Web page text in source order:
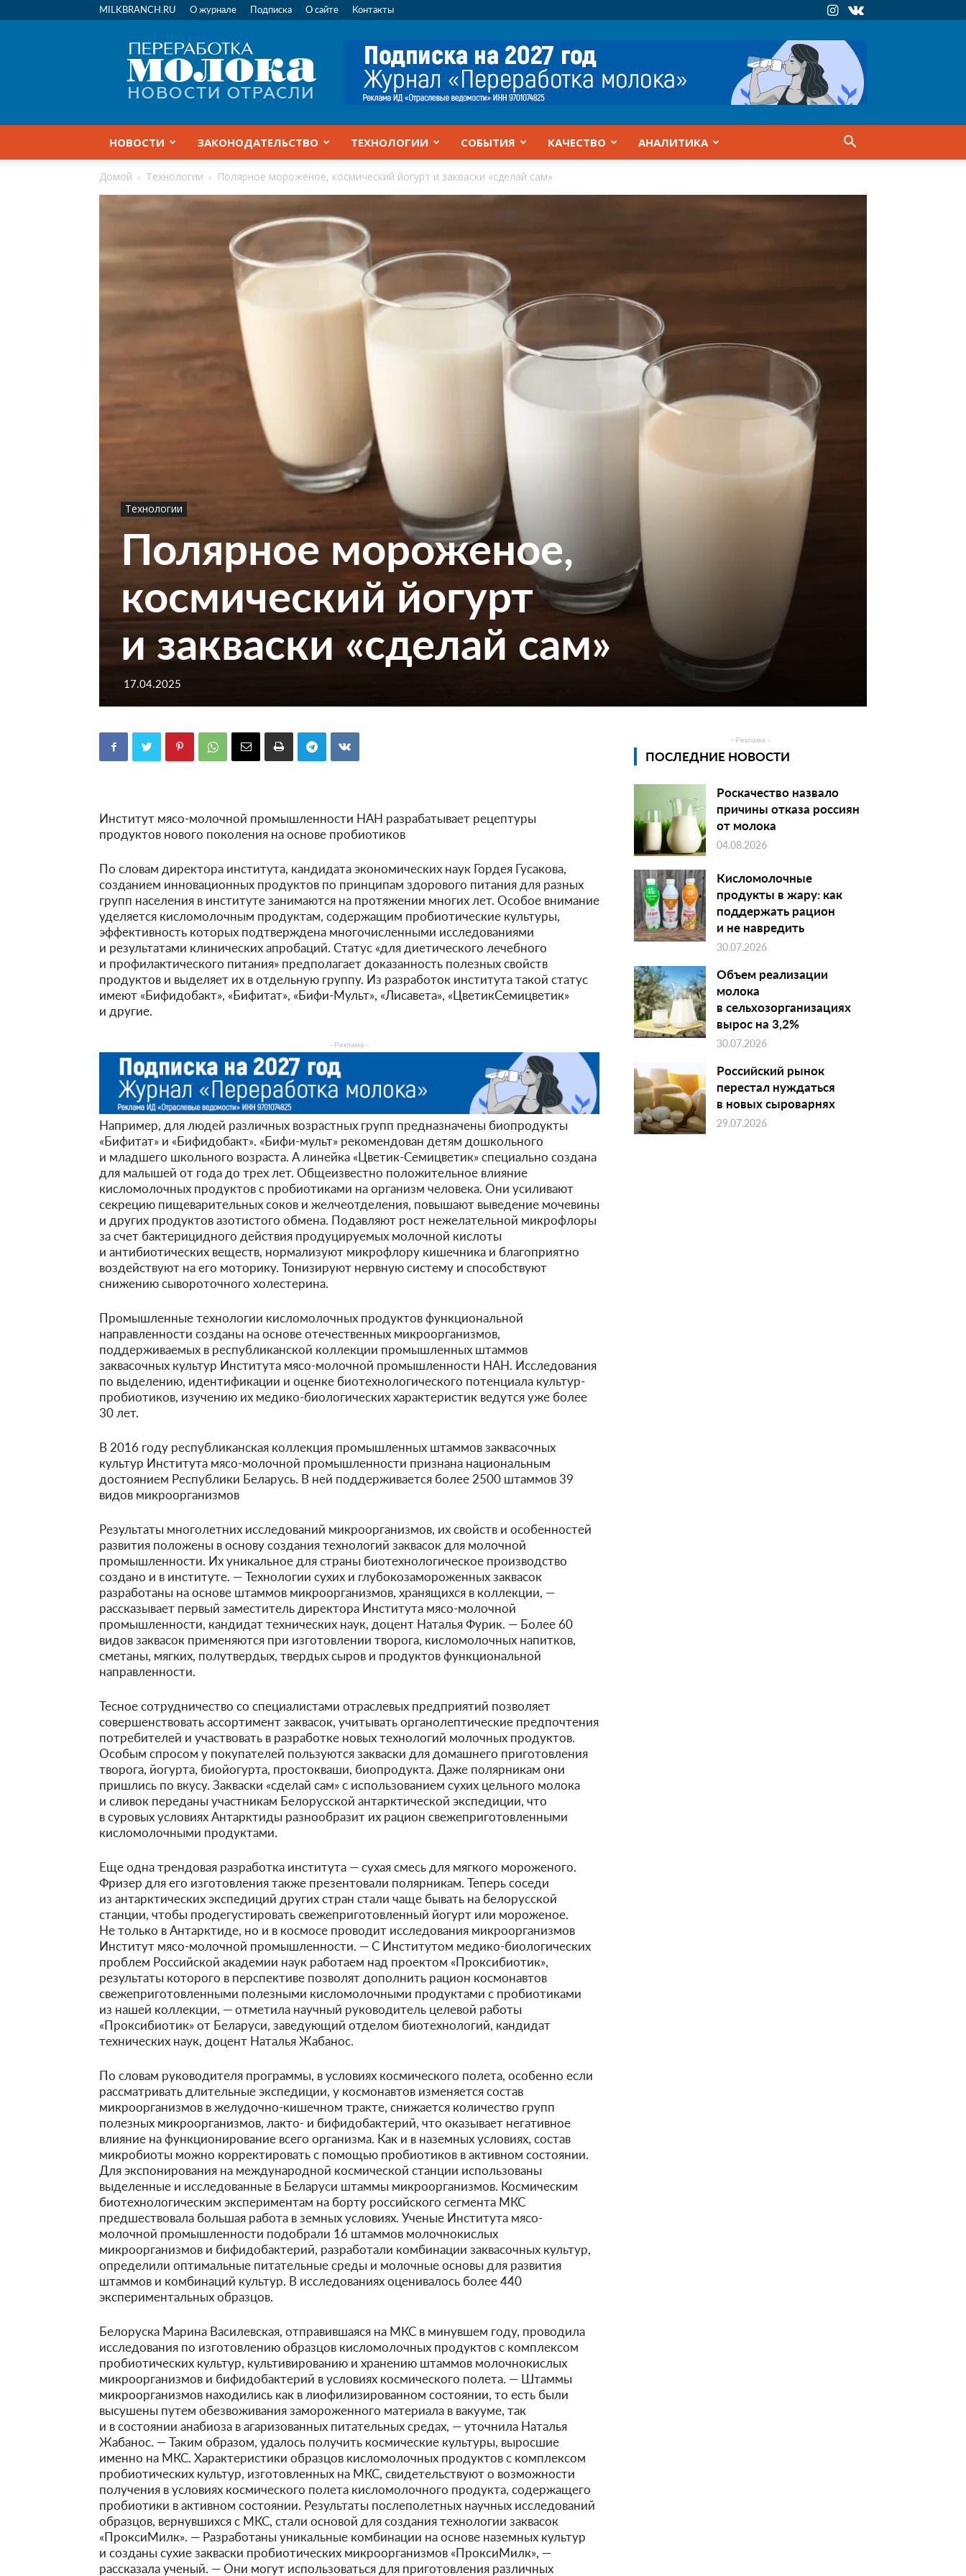
MILKBRANCH.RU О журнале Подписка О сайте Контакты
Переработка
молока
|
Новости
НОВОСТИ ЗАКОНОДАТЕЛЬСТВО ТЕХНОЛОГИИ СОБЫТИЯ КАЧЕСТВО АНАЛИТИКА
Домой Технологии Полярное мороженое, космический йогурт и закваски «сделай сам»
Технологии
Полярное мороженое,
космический йогурт
и закваски «сделай сам»
17.04.2025
Институт мясо-молочной промышленности НАН разрабатывает рецептуры
продуктов нового поколения на основе пробиотиков
По словам директора института, кандидата экономических наук Гордея Гусакова,
созданием инновационных продуктов по принципам здорового питания для разных
групп населения в институте занимаются на протяжении многих лет. Особое внимание
уделяется кисломолочным продуктам, содержащим пробиотические культуры,
эффективность которых подтверждена многочисленными исследованиями
и результатами клинических апробаций. Статус «для диетического лечебного
и профилактического питания» предполагает доказанность полезных свойств
продуктов и выделяет их в отдельную группу. Из разработок института такой статус
имеют «Бифидобакт», «Бифитат», «Бифи-Мульт», «Лисавета», «ЦветикСемицветик»
и другие.
- Реклама -
Например, для людей различных возрастных групп предназначены биопродукты
«Бифитат» и «Бифидобакт». «Бифи-мульт» рекомендован детям дошкольного
и младшего школьного возраста. А линейка «Цветик-Семицветик» специально создана
для малышей от года до трех лет. Общеизвестно положительное влияние
кисломолочных продуктов с пробиотиками на организм человека. Они усиливают
секрецию пищеварительных соков и желчеотделения, повышают выведение мочевины
и других продуктов азотистого обмена. Подавляют рост нежелательной микрофлоры
за счет бактерицидного действия продуцируемых молочной кислоты
и антибиотических веществ, нормализуют микрофлору кишечника и благоприятно
воздействуют на его моторику. Тонизируют нервную систему и способствуют
снижению сывороточного холестерина.
Промышленные технологии кисломолочных продуктов функциональной
направленности созданы на основе отечественных микроорганизмов,
поддерживаемых в республиканской коллекции промышленных штаммов
заквасочных культур Института мясо-молочной промышленности НАН. Исследования
по выделению, идентификации и оценке биотехнологического потенциала культур-
пробиотиков, изучению их медико-биологических характеристик ведутся уже более
30 лет.
В 2016 году республиканская коллекция промышленных штаммов заквасочных
культур Института мясо-молочной промышленности признана национальным
достоянием Республики Беларусь. В ней поддерживается более 2500 штаммов 39
видов микроорганизмов
Результаты многолетних исследований микроорганизмов, их свойств и особенностей
развития положены в основу создания технологий заквасок для молочной
промышленности. Их уникальное для страны биотехнологическое производство
создано и в институте. — Технологии сухих и глубокозамороженных заквасок
разработаны на основе штаммов микроорганизмов, хранящихся в коллекции, —
рассказывает первый заместитель директора Института мясо-молочной
промышленности, кандидат технических наук, доцент Наталья Фурик. — Более 60
видов заквасок применяются при изготовлении творога, кисломолочных напитков,
сметаны, мягких, полутвердых, твердых сыров и продуктов функциональной
направленности.
Тесное сотрудничество со специалистами отраслевых предприятий позволяет
совершенствовать ассортимент заквасок, учитывать органолептические предпочтения
потребителей и участвовать в разработке новых технологий молочных продуктов.
Особым спросом у покупателей пользуются закваски для домашнего приготовления
творога, йогурта, биойогурта, простокваши, биопродукта. Даже полярникам они
пришлись по вкусу. Закваски «сделай сам» с использованием сухих цельного молока
и сливок переданы участникам Белорусской антарктической экспедиции, что
в суровых условиях Антарктиды разнообразит их рацион свежеприготовленными
кисломолочными продуктами.
Еще одна трендовая разработка института — сухая смесь для мягкого мороженого.
Фризер для его изготовления также презентовали полярникам. Теперь соседи
из антарктических экспедиций других стран стали чаще бывать на белорусской
станции, чтобы продегустировать свежеприготовленный йогурт или мороженое.
Не только в Антарктиде, но и в космосе проводит исследования микроорганизмов
Институт мясо-молочной промышленности. — С Институтом медико-биологических
проблем Российской академии наук работаем над проектом «Проксибиотик»,
результаты которого в перспективе позволят дополнить рацион космонавтов
свежеприготовленными полезными кисломолочными продуктами с пробиотиками
из нашей коллекции, — отметила научный руководитель целевой работы
«Проксибиотик» от Беларуси, заведующий отделом биотехнологий, кандидат
технических наук, доцент Наталья Жабанос.
По словам руководителя программы, в условиях космического полета, особенно если
рассматривать длительные экспедиции, у космонавтов изменяется состав
микроорганизмов в желудочно-кишечном тракте, снижается количество групп
полезных микроорганизмов, лакто- и бифидобактерий, что оказывает негативное
влияние на функционирование всего организма. Как и в наземных условиях, состав
микробиоты можно корректировать с помощью пробиотиков в активном состоянии.
Для экспонирования на международной космической станции использованы
выделенные и исследованные в Беларуси штаммы микроорганизмов. Космическим
биотехнологическим экспериментам на борту российского сегмента МКС
предшествовала большая работа в земных условиях. Ученые Института мясо-
молочной промышленности подобрали 16 штаммов молочнокислых
микроорганизмов и бифидобактерий, разработали комбинации заквасочных культур,
определили оптимальные питательные среды и молочные основы для развития
штаммов и комбинаций культур. В исследованиях оценивалось более 440
экспериментальных образцов.
Белоруска Марина Василевская, отправившаяся на МКС в минувшем году, проводила
исследования по изготовлению образцов кисломолочных продуктов с комплексом
пробиотических культур, культивированию и хранению штаммов молочнокислых
микроорганизмов и бифидобактерий в условиях космического полета. — Штаммы
микроорганизмов находились как в лиофилизированном состоянии, то есть были
высушены путем обезвоживания замороженного материала в вакууме, так
и в состоянии анабиоза в агаризованных питательных средах, — уточнила Наталья
Жабанос. — Таким образом, удалось получить космические культуры, выросшие
именно на МКС. Характеристики образцов кисломолочных продуктов с комплексом
пробиотических культур, изготовленных на МКС, свидетельствуют о возможности
получения в условиях космического полета кисломолочного продукта, содержащего
пробиотики в активном состоянии. Результаты послеполетных научных исследований
образцов, вернувшихся с МКС, стали основой для создания технологии заквасок
«ПроксиМилк». — Разработаны уникальные комбинации на основе наземных культур
и созданы сухие закваски пробиотических микроорганизмов «ПроксиМилк», —
рассказала ученый. — Они могут использоваться для приготовления различных
- Реклама -
ПОСЛЕДНИЕ НОВОСТИ
Роскачество назвало
причины отказа россиян
от молока
04.08.2026
Кисломолочные
продукты в жару: как
поддержать рацион
и не навредить
30.07.2026
Объем реализации
молока
в сельхозорганизациях
вырос на 3,2%
30.07.2026
Российский рынок
перестал нуждаться
в новых сыроварнях
29.07.2026